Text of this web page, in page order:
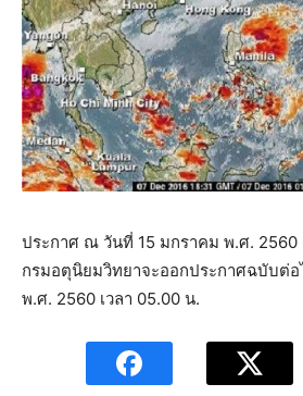
ประกาศ ณ วันที่ 15 มกราคม พ.ศ. 2560
กรมอตุนิยมวิทยาจะออกประกาศฉบับต่
พ.ศ. 2560 เวลา 05.00 น.